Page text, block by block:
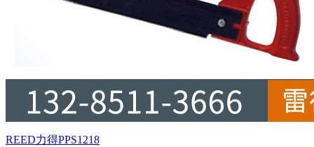
REED力得PPS1218